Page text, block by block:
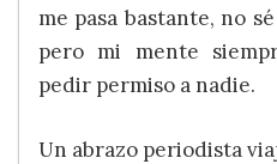
me pasa bastante, no
pero mi mente
pedir permiso a nadie.
Un abrazo periodista